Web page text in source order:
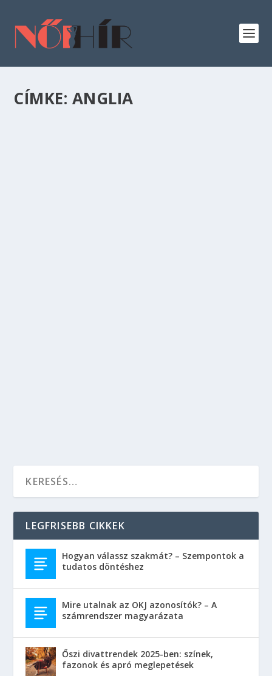
CÍMKE: ANGLIA
LEGFRISEBB CIKKEK
Hogyan válassz szakmát? – Szempontok a
tudatos döntéshez
Mire utalnak az OKJ azonosítók? – A
számrendszer magyarázata
Őszi divattrendek 2025-ben: színek,
fazonok és apró meglepetések